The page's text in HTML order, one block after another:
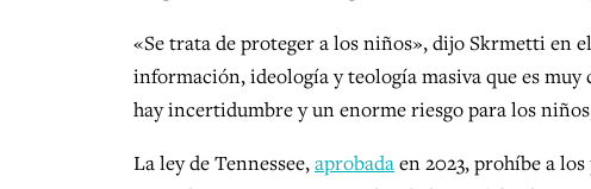
«Se trata de proteger a los niños», dijo Skrmetti en
información, ideología y teología masiva que es
hay incertidumbre y un enorme riesgo para los
La ley de Tennessee,aprobadaen 2023, prohíbe a